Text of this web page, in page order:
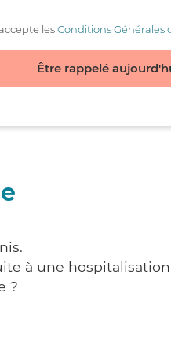
lesConditions Générales
Être rappelé
à une
?